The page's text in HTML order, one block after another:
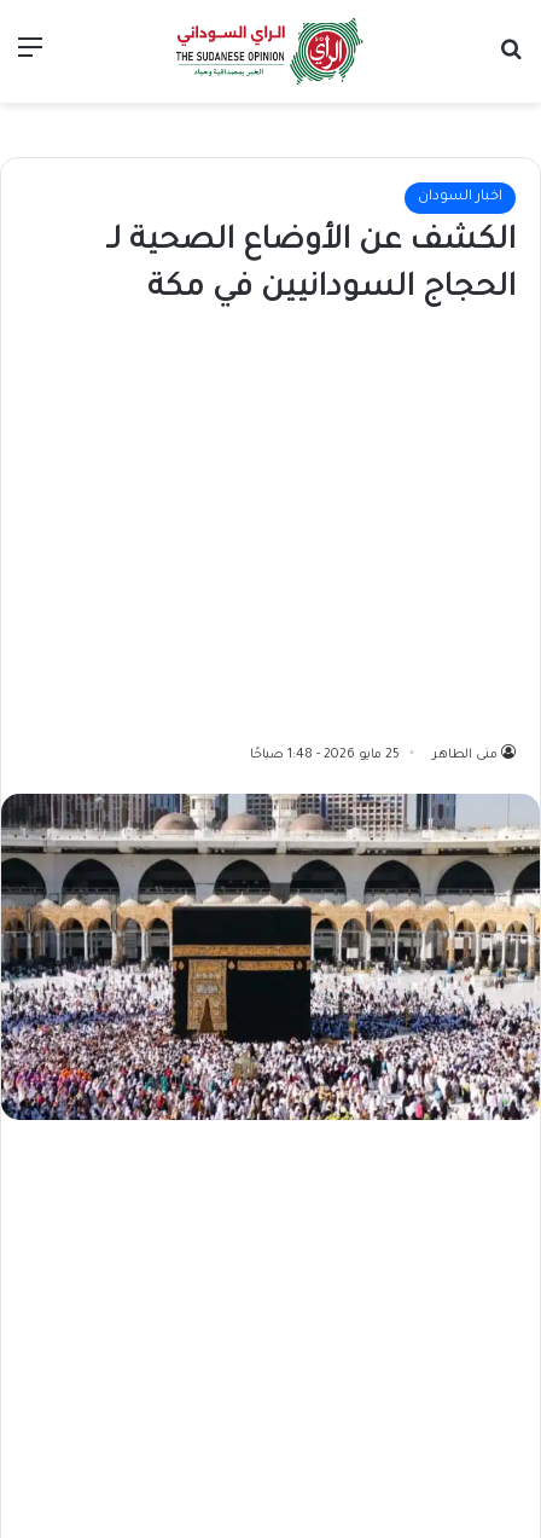
اخبار السودان
الكشف عن الأوضاع الصحية لـ
الحجاج السودانيين في مكة
منى الطاهر 25 مايو 2026 - 1:48 صباحًا